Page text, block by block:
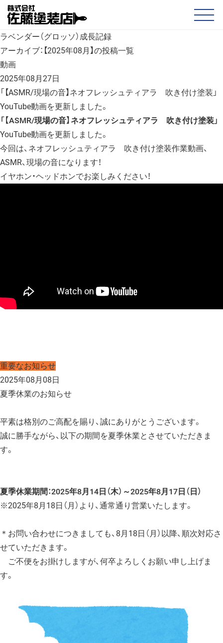
ラベンダー（グロッソ）成長記録
アーカイブ：【2025年08月】の投稿一覧
動画
2025年08月27日
「【ASMR/現場の音】ネオフレッシュティアラ 吹き付け塗装」
YouTube動画を更新しました。
「 【ASMR/現場の音】ネオフレッシュティアラ 吹き付け塗装 」
YouTube動画を更新しました。
今回は、ネオフレッシュティアラ 吹き付け塗装作業動画、
ASMR、現場の音になります！
イヤホン・ヘッドホンでお楽しみください！
重要なお知らせ
2025年08月08日
夏季休業のお知らせ
平素は格別のご高配を賜り、誠にありがとうございます。
誠に勝手ながら、以下の期間を夏季休業とさせていただきま
す。
夏季休業期間：2025年8月14日（木）～2025年8月17日（日）
※2025年8月18日（月）より、通常通り営業いたします。
＊お問い合わせにつきましても、8月18日（月）以降、順次対応さ
せていただきます。
ご不便をお掛けしますが、何卒よろしくお願い申し上げま
す。